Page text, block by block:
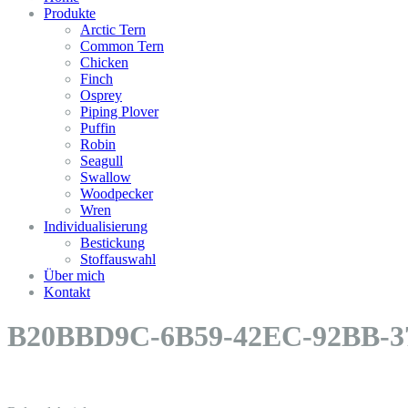
Produkte
Arctic Tern
Common Tern
Chicken
Finch
Osprey
Piping Plover
Puffin
Robin
Seagull
Swallow
Woodpecker
Wren
Individualisierung
Bestickung
Stoffauswahl
Über mich
Kontakt
B20BBD9C-6B59-42EC-92BB-